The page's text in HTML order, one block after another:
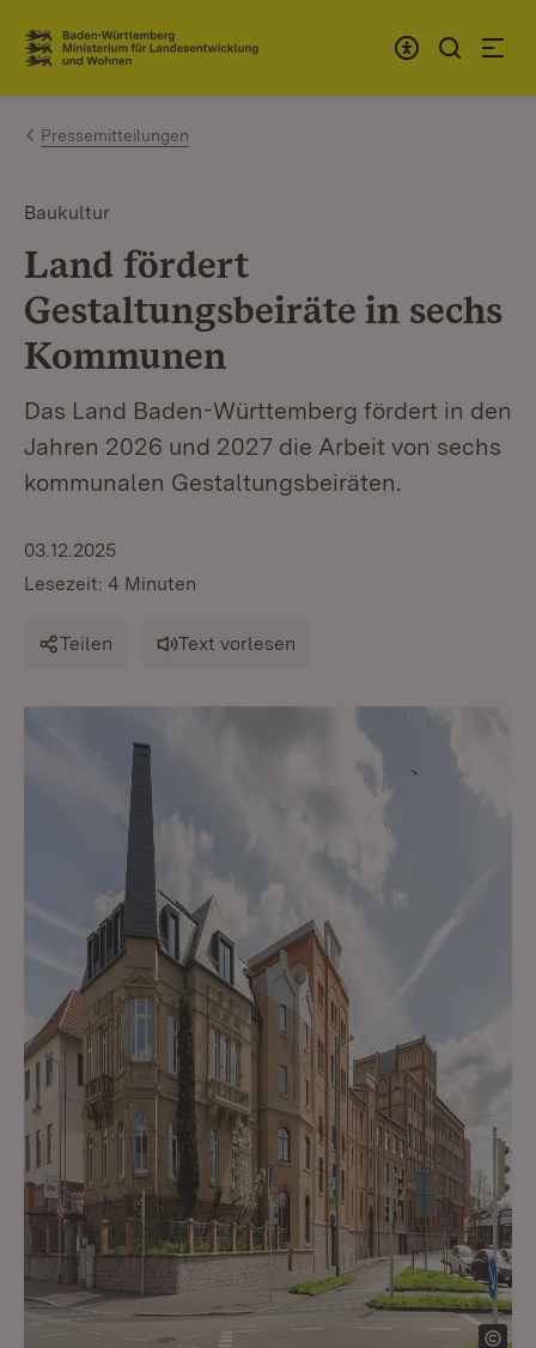
Zum Inhalt springen
Link zur Startseite
Pressemitteilungen
Baukultur
Land fördert
Gestaltungsbeiräte in sechs
Kommunen
Das Land Baden-Württemberg fördert in den
Jahren 2026 und 2027 die Arbeit von sechs
kommunalen Gestaltungsbeiräten.
03.12.2025
Lesezeit: 4 Minuten
Teilen Text vorlesen